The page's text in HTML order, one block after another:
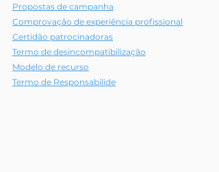
Propostas de campanha
Comprovação de experiência profissional
Certidão patrocinadoras
Termo de desincompatibilização
Modelo de recurso
Termo de Responsabilide